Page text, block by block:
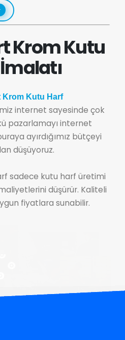
Krom Kutu
Krom Kutu Harf
internet sayesinde çok
pazarlamayı internet
ayırdığımız bütçeyi
düşüyoruz.
sadece kutu harf üretimi
düşürür. Kaliteli
fiyatlara sunabilir.